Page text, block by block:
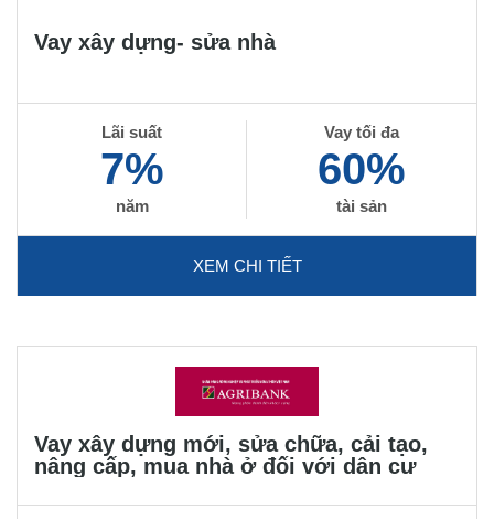
Vay xây dựng- sửa nhà
Lãi suất
7%
năm
Vay tối đa
60%
tài sản
XEM CHI TIẾT
Vay xây dựng mới, sửa chữa, cải tạo,
nâng cấp, mua nhà ở đối với dân cư